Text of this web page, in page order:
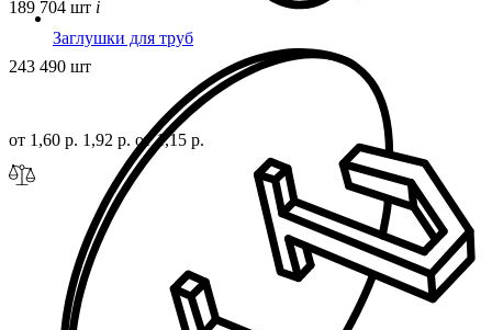
Заглушки для труб
189 704 шт i
243 490 шт
от 1,60 р. 1,92 р. от 1,15 р.